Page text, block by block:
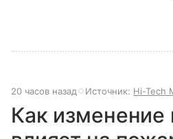
20 часов назад Источник: Hi-Tech
Как изменение